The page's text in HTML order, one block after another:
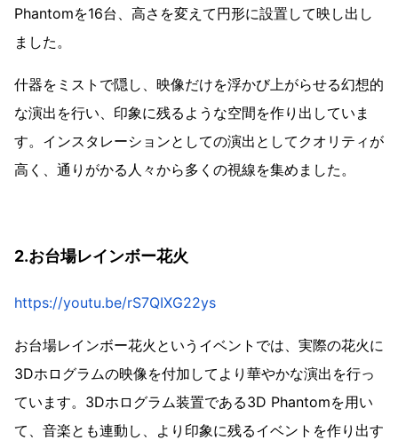
Phantomを16台、高さを変えて円形に設置して映し出し
ました。
什器をミストで隠し、映像だけを浮かび上がらせる幻想的
な演出を行い、印象に残るような空間を作り出していま
す。インスタレーションとしての演出としてクオリティが
高く、通りがかる人々から多くの視線を集めました。
2.お台場レインボー花火
https://youtu.be/rS7QIXG22ys
お台場レインボー花火というイベントでは、実際の花火に
3Dホログラムの映像を付加してより華やかな演出を行っ
ています。3Dホログラム装置である3D Phantomを用い
て、音楽とも連動し、より印象に残るイベントを作り出す